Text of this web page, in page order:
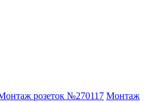
розеток №270117 Монтаж